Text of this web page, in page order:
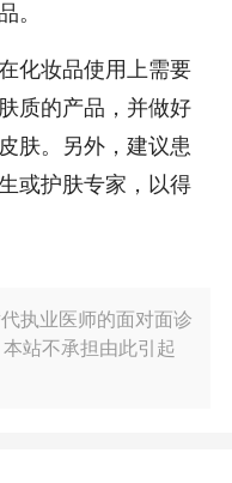
。
化妆品使用上需要
质的产品，并做好
肤。另外，建议患
或护肤专家，以得
执业医师的面对面诊
站不承担由此引起